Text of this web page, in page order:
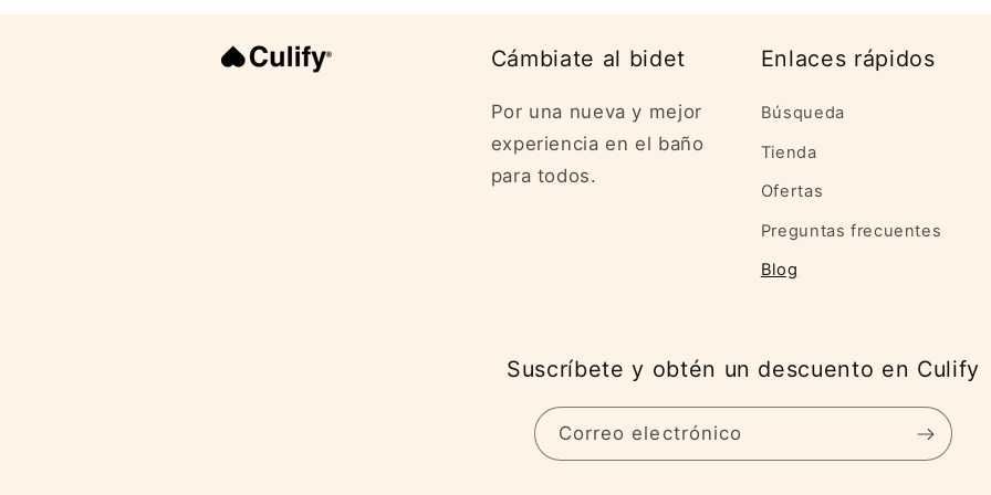
Cámbiate al bidet
Por una nueva y mejor
experiencia en el baño
para todos.
Enlaces rápidos
Búsqueda
Tienda
Ofertas
Preguntas frecuentes
Blog
Suscríbete y obtén un descuento en Culify
Correo electrónico